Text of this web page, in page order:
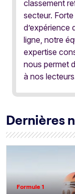
classement
secteur.
d’expérience
ligne, notre
expertise
nous permet
à nos
Dernières
Formule 1